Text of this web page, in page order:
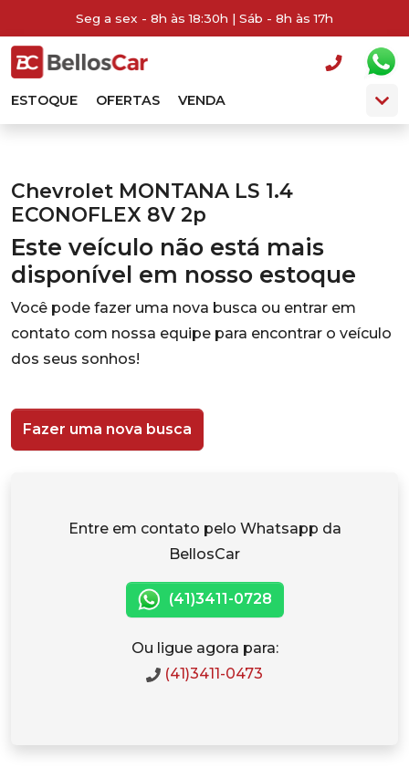
Seg a sex - 8h às 18:30h | Sáb - 8h às 17h
ESTOQUE OFERTAS VENDA
Chevrolet MONTANA LS 1.4
ECONOFLEX 8V 2p
Este veículo não está mais
disponível em nosso estoque
Você pode fazer uma nova busca ou entrar em
contato com nossa equipe para encontrar o veículo
dos seus sonhos!
Fazer uma nova busca
Entre em contato pelo Whatsapp da
BellosCar
(41)3411-0728
Ou ligue agora para:
(41)3411-0473